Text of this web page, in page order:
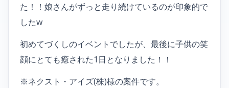
た！！娘さんがずっと走り続けているのが印象的で
したw
初めてづくしのイベントでしたが、最後に子供の笑
顔にとても癒された1日となりました！！
※ネクスト・アイズ(株)様の案件です。